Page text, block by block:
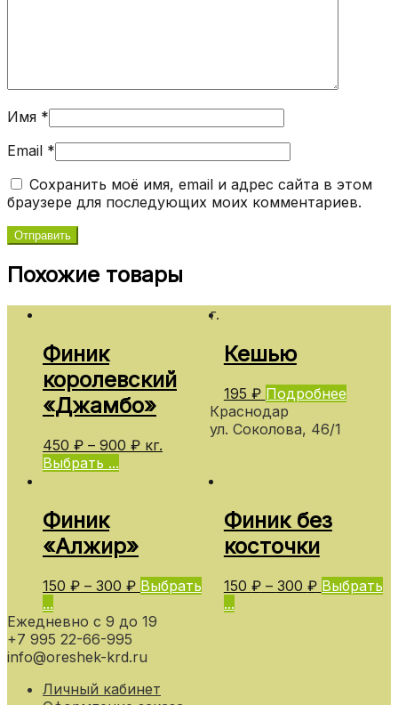
Имя *
Email *
Сохранить моё имя, email и адрес сайта в этом
браузере для последующих моих комментариев.
Похожие товары
Финик
королевский
«Джамбо»
450 ₽ – 900 ₽ кг.
Выбрать ...
Кешью
195 ₽ Подробнее
Финик
«Алжир»
150 ₽ – 300 ₽ Выбрать
...
Финик без
косточки
150 ₽– 300 ₽ Выбрать
...
г.
Краснодар
ул. Соколова, 46/1
Ежедневно с 9 до 19
+7 995 22-66-995
info@oreshek-krd.ru
Личный кабинет